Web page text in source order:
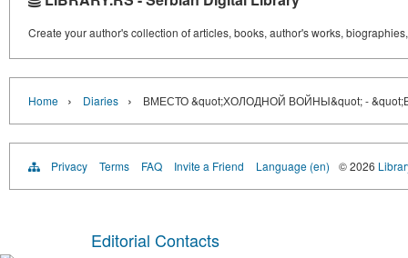
Create your author's collection of articles, books, author's works,
Home › Diaries › ВМЕСТО &quot;ХОЛОДНОЙ ВОЙНЫ&quot; -
Privacy Terms FAQ Invite a Friend Language (en) © 2026
Editorial Contacts